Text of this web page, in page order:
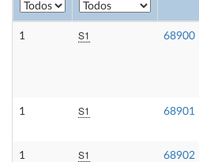
1 S1 68900
1 S1 68901
1 S1 68902